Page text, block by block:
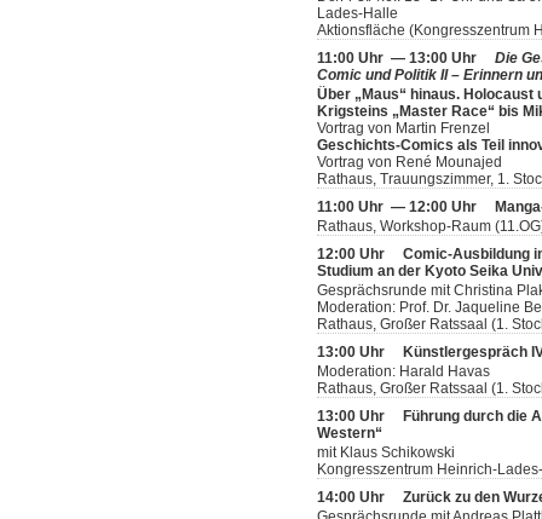
Lades-Halle
Aktionsfläche (Kongresszentrum
11:00 Uhr — 13:00 Uhr Die
Comic und Politik II – Erinnern
Über „Maus“ hinaus. Holocaust
Krigsteins „Master Race“ bis
Vortrag von Martin Frenzel
Geschichts-Comics als Teil
Vortrag von René Mounajed
Rathaus, Trauungszimmer, 1.
11:00 Uhr — 12:00 Uhr
Rathaus, Workshop-Raum
12:00 Uhr Comic-Ausbildung
Studium an der Kyoto Seika
Gesprächsrunde mit Christina
Moderation: Prof. Dr. Jaqueline
Rathaus, Großer Ratssaal (1.
13:00 Uhr
Künstlergespräch
Moderation: Harald Havas
Rathaus, Großer Ratssaal (1.
13:00 Uhr
Führung durch die
Western“
mit Klaus Schikowski
Kongresszentrum Heinrich-
14:00 Uhr Zurück zu den